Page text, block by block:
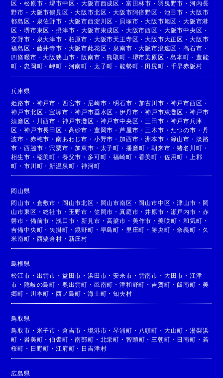
区 ・松原市 ・堺市中区 ・大阪市西成区 ・ 富田林市 ・ 羽曳野市 ・ 河内長
野市 ・ 大阪市鶴見区 ・大阪市北区 ・大阪市阿倍野区 ・ 池田市 ・ 大阪市
都島区 ・ 泉佐野市 ・ 大阪市西淀川区 ・ 貝塚市 ・大阪市旭区 ・大阪市港
区 ・堺市東区 ・摂津市 ・大阪市東成区 ・ 大阪市西区 ・ 大阪市中央区 ・
交野市 ・ 泉大津市 ・ 柏原市 ・ 大阪市天王寺区 ・大阪市大正区 ・ 大阪市
福島区 ・ 藤井寺市 ・ 大阪市此花区 ・ 泉南市 ・大阪市浪速区 ・高石市 ・
四條畷市 ・大阪狭山市 ・阪南市 ・熊取町 ・ 堺市美原区 ・島本町 ・ 豊能
町 ・ 忠岡町 ・岬町 ・ 河南町 ・ 太子町 ・能勢町 ・ 田尻町 ・ 千早赤阪村
兵庫県
姫路市 ・ 神戸市 ・ 西宮市 ・ 尼崎市 ・明石市 ・ 加古川市 ・ 神戸市西区 ・
神戸市北区 ・宝塚市 ・神戸市垂水区 ・伊丹市 ・神戸市東灘区 ・ 神戸市
須磨区 ・ 川西市 ・ 神戸市灘区 ・ 神戸市中央区 ・ 三田市 ・ 神戸市兵庫
区 ・神戸市長田区 ・ 高砂市 ・ 豊岡市 ・芦屋市 ・ 三木市 ・ たつの市 ・ 丹
波市 ・ 赤穂市 ・南あわじ市 ・ 小野市 ・加西市 ・洲本市 ・ 篠山市 ・ 淡路
市 ・西脇市 ・宍粟市 ・加東市 ・ 太子町 ・ 播磨町 ・朝来市 ・猪名川町 ・
相生市 ・ 稲美町 ・ 養父市 ・ 多可町 ・福崎町 ・ 香美町 ・ 佐用町 ・
上郡
町 ・市川町 ・新温泉町 ・神河町
岡山県
岡山市 ・ 倉敷市 ・ 岡山市北区 ・ 岡山市南区 ・ 岡山市中区 ・津山市 ・ 岡
山市東区 ・総社市 ・ 玉野市 ・ 笠岡市 ・真庭市 ・井原市 ・ 瀬戸内市 ・ 赤
磐市 ・ 備前市 ・浅口市 ・新見市 ・高梁市 ・ 美作市 ・ 美咲町 ・和気町 ・
吉備中央町 ・矢掛町 ・鏡野町 ・ 早島町 ・ 里庄町 ・ 勝央町 ・奈義町 ・ 久
米南町 ・ 西粟倉村 ・ 新庄村
島根県
松江市 ・ 出雲市 ・ 益田市 ・浜田市 ・安来市 ・ 雲南市 ・ 大田市 ・ 江津
市 ・隠岐の島町 ・ 奥出雲町 ・ 邑南町 ・津和野町 ・吉賀町 ・飯南町 ・ 美
郷町 ・ 川本町 ・西ノ島町 ・海士町 ・知夫村
鳥取県
鳥取市 ・ 米子市 ・ 倉吉市 ・境港市 ・琴浦町 ・ 八頭町 ・ 大山町 ・ 湯梨浜
町 ・岩美町 ・伯耆町 ・南部町 ・ 北栄町 ・ 智頭町 ・ 三朝町 ・ 日南町 ・ 若
桜町 ・ 日野町 ・江府町 ・ 日吉津村
広島県